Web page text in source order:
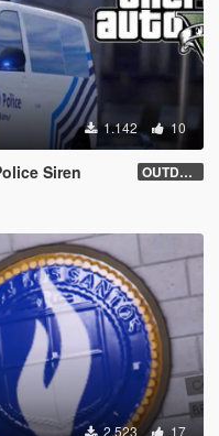
1.142 10
Siren OUTDATED
2.523 17